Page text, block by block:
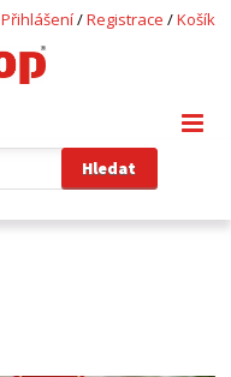
Košík
/
Registrace
/
Přihlášení